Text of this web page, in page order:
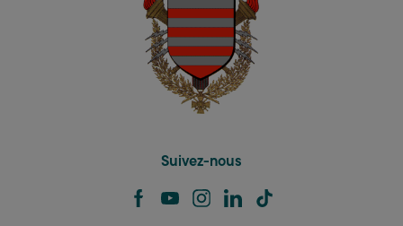
Suivez-nous
facebookyoutubeinstagram
linkedin